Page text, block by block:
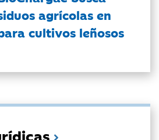
agrícolas en
cultivos leñosos